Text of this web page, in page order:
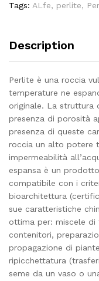
Tags: ALfe, perlite,
Description
Perlite è una roccia
temperature ne
originale. La struttura
presenza di porosità
presenza di queste
roccia un alto potere
impermeabilità
espansa è un
compatibile con i
bioarchitettura
sue caratteristiche
ottima per: miscele di
contenitori,
propagazione di
ripicchettatura
seme da un vaso o